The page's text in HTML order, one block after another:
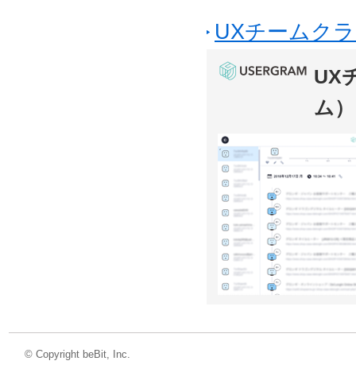
UXチームク
UX
ム）
© Copyright beBit, Inc.